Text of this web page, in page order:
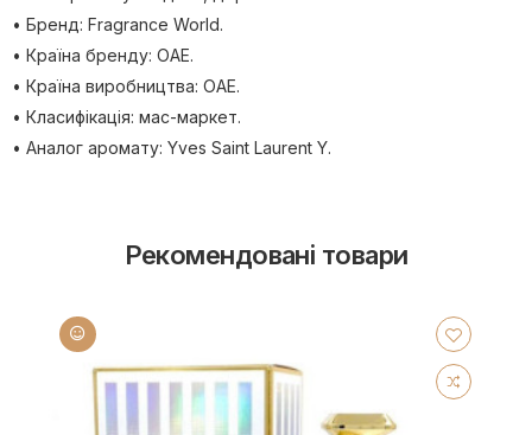
• Бренд: Fragrance World.
• Країна бренду: ОАЕ.
• Країна виробництва: ОАЕ.
• Класифікація: мас-маркет.
• Аналог аромату: Yves Saint Laurent Y.
Рекомендовані товари